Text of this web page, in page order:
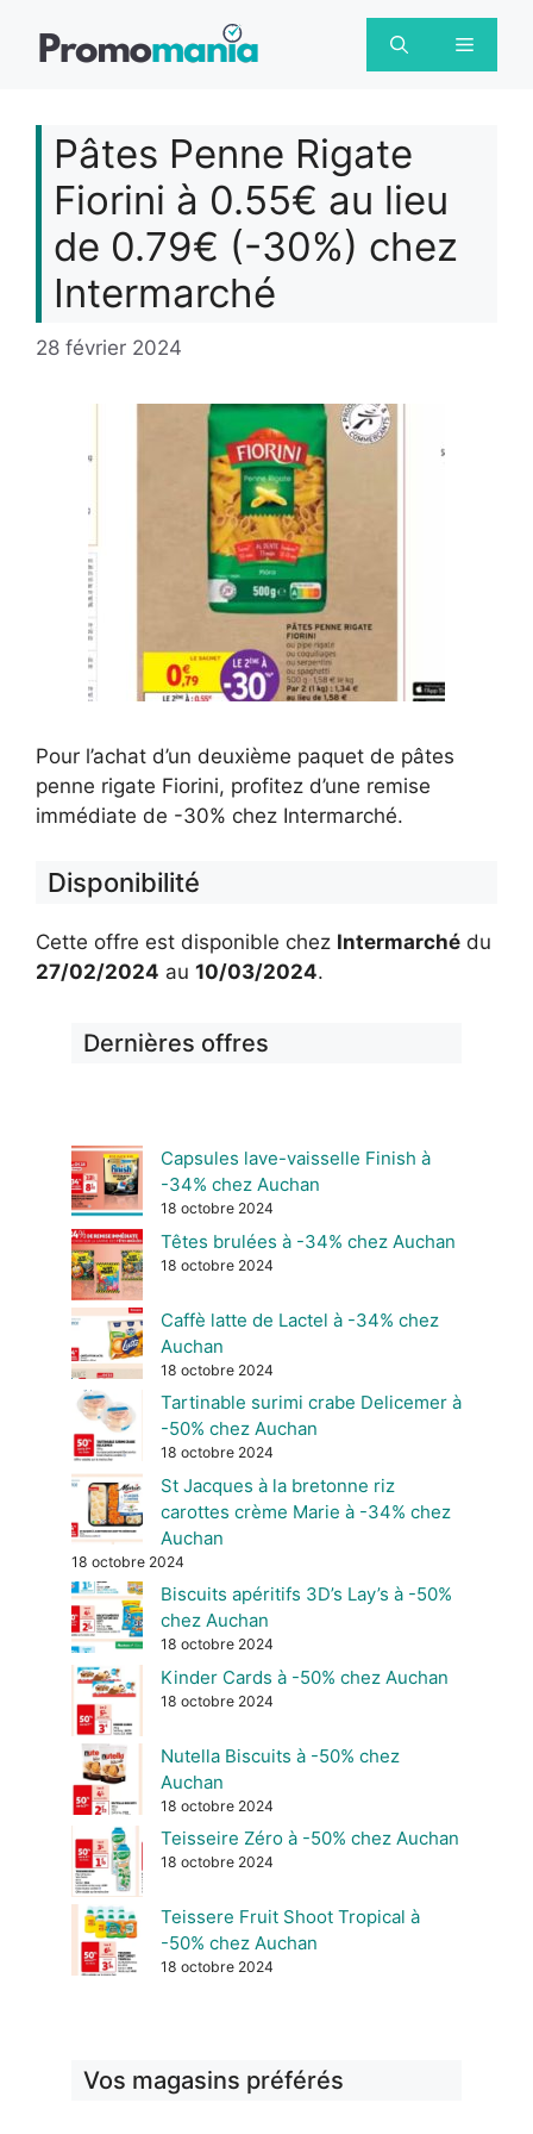
Menu
Pâtes Penne Rigate
Fiorini à 0.55€ au lieu
de 0.79€ (-30%) chez
Intermarché
28 février 2024
Pour l’achat d’un deuxième paquet de pâtes
penne rigate Fiorini, profitez d’une remise
immédiate de -30% chez Intermarché.
Disponibilité
Cette offre est disponible chez Intermarché du
27/02/2024 au 10/03/2024.
Dernières offres
Capsules lave-vaisselle Finish à
-34% chez Auchan
18 octobre 2024
Têtes brulées à -34% chez Auchan
18 octobre 2024
Caffè latte de Lactel à -34% chez
Auchan
18 octobre 2024
Tartinable surimi crabe Delicemer à
-50% chez Auchan
18 octobre 2024
St Jacques à la bretonne riz
carottes crème Marie à -34% chez
Auchan
18 octobre 2024
Biscuits apéritifs 3D’s Lay’s à -50%
chez Auchan
18 octobre 2024
Kinder Cards à -50% chez Auchan
18 octobre 2024
Nutella Biscuits à -50% chez
Auchan
18 octobre 2024
Teisseire Zéro à -50% chez Auchan
18 octobre 2024
Teissere Fruit Shoot Tropical à
-50% chez Auchan
18 octobre 2024
Vos magasins préférés